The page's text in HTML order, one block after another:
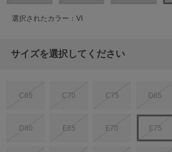
選択されたカラー：VI
サイズを選択してください
C65 C70 C75 D65
D80 E65 E70 E75